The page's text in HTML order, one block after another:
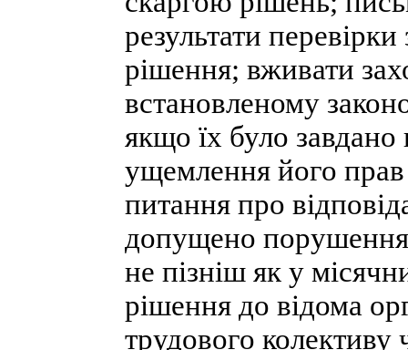
результати
рішення; вживати
встановленому
якщо їх було завдано
ущемлення його прав
питання про
допущено
не пізніш як у
рішення до відома
трудового